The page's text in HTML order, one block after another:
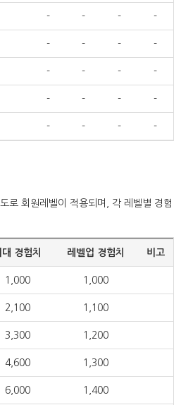
- - - -
- - - -
- - - -
- - - -
- - - -
로 회원레벨이 적용되며, 각 레벨별 경험
대 경험치 레벨업 경험치 비고
1,000 1,000
2,100 1,100
3,300 1,200
4,600 1,300
6,000 1,400